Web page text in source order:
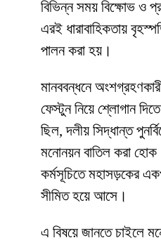
বিভিন্ন সময় বিক্ষোভ ও
এরই ধারাবাহিকতায়
পালন করা হয়।
মানববন্ধনে
ফেস্টুন নিয়ে শ্লোগান
ছিল, দলীয় সিদ্ধান্ত
মনোনয়ন বাতিল করা
কর্মসূচিতে মহাসড়কের
সীমিত হয়ে আসে।
এ বিষয়ে জানতে চাইলে